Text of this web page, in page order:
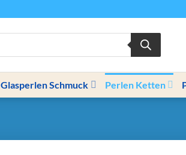
Glasperlen Schmuck Perlen Ketten